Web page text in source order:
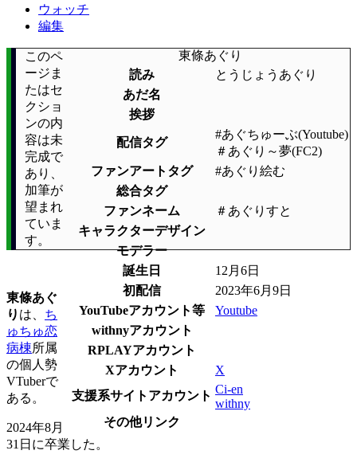
ウォッチ
編集
東條あぐり
読み
とうじょうあぐり
あだ名
挨拶
配信タグ
#あぐちゅーぶ(Youtube)
＃あぐり～夢(FC2)
ファンアートタグ
#あぐり絵む
総合タグ
ファンネーム
＃あぐりすと
キャラクターデザイン
モデラー
誕生日
12月6日
初配信
2023年6月9日
YouTubeアカウント等
Youtube
withnyアカウント
RPLAYアカウント
Xアカウント
X
支援系サイトアカウント Ci-en
withny
その他リンク
このペ
ージま
たはセ
クショ
ンの内
容は未
完成で
あり、
加筆が
望まれ
ていま
す。
東條あぐ
り は、 ち
ゅちゅ恋
病棟所属
の個人勢
VTuberで
ある。
2024年8月
31日に卒業した。